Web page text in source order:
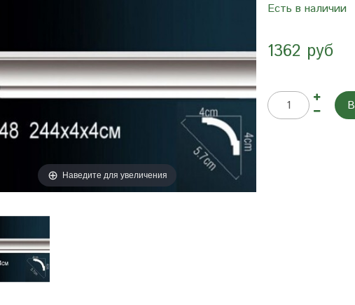
Наведите для увеличения
Есть в наличии
1362 руб